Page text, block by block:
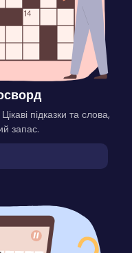
підказки та слова,
запас.